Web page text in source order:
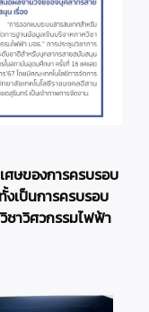
ศษของการครบรอบ
เป็นการครบรอบ
ชาวิศวกรรมไฟฟ้า